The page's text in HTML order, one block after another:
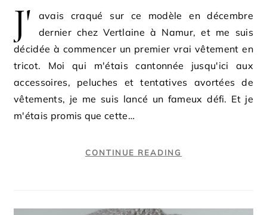
J'
avais craqué sur ce modèle en décembre
dernier chez Vertlaine à Namur, et me suis
décidée à commencer un premier vrai vêtement en
tricot. Moi qui m'étais cantonnée jusqu'ici aux
accessoires, peluches et tentatives avortées de
vêtements, je me suis lancé un fameux défi. Et je
m'étais promis que cette…
CONTINUE READING